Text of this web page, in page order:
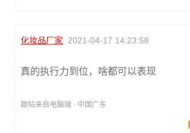
化妆品厂家 2021-04-17 14:23:58
真的执行力到位，啥都可以表现
跟帖来自电脑端 · 中国广东